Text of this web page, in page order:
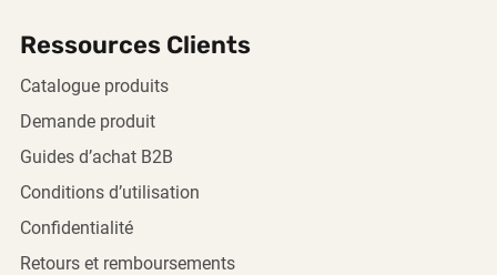
Ressources Clients
Catalogue produits
Demande produit
Guides d’achat B2B
Conditions d’utilisation
Confidentialité
Retours et remboursements